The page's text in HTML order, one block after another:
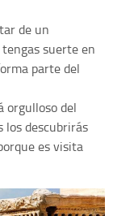
de un
suerte en
parte del
orgulloso del
los descubrirás
es visita